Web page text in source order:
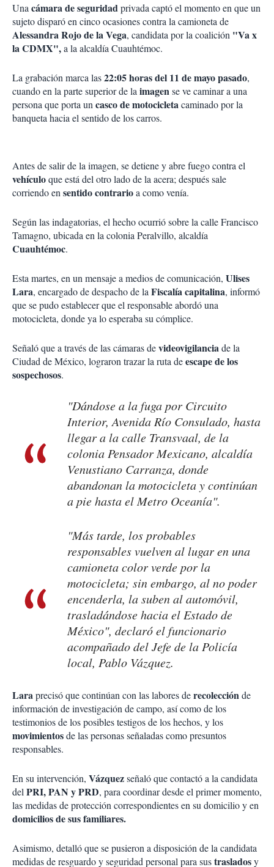
Unacámara de seguridadprivada captó el momento en que un
sujeto disparó en cinco ocasiones contra la camioneta de
Alessandra Rojo de la Vega, candidata por la coalición "Va x
la CDMX",a la alcaldía Cuauhtémoc.
La grabación marca las22:05 horas del 11 de mayo pasado,
cuando en la parte superior de laimagense ve caminar a una
persona que porta uncasco de motocicletacaminado por la
banqueta hacia el sentido de los carros.
Antes de salir de la imagen, se detiene y abre fuego contra el
vehículoque está del otro lado de la acera; después sale
corriendo ensentido contrarioa como venía.
Según las indagatorias, el hecho ocurrió sobre la calle Francisco
Tamagno, ubicada en la colonia Peralvillo, alcaldía
Cuauhtémoc.
Esta martes, en un mensaje a medios de comunicación, Ulises
Lara, encargado de despacho de laFiscalía capitalina, informó
que se pudo establecer que el responsable abordó una
motocicleta, donde ya lo esperaba su cómplice.
Señaló que a través de las cámaras devideovigilanciade la
Ciudad de México, lograron trazar la ruta deescape de los
sospechosos.
"Dándose a la fuga por Circuito
Interior, Avenida Río Consulado, hasta
llegar a la calle Transvaal, de la
colonia Pensador Mexicano, alcaldía
Venustiano Carranza, donde
abandonan la motocicleta y continúan
a pie hasta el Metro Oceanía".
"Más tarde, los probables
responsables vuelven al lugar en una
camioneta color verde por la
motocicleta; sin embargo, al no poder
encenderla, la suben al automóvil,
trasladándose hacia el Estado de
México", declaró el funcionario
acompañado del Jefe de la Policía
local, Pablo Vázquez.
Laraprecisó que continúan con las labores derecolecciónde
información de investigación de campo, así como de los
testimonios de los posibles testigos de los hechos, y los
movimientosde las personas señaladas como presuntos
responsables.
En su intervención, Vázquezseñaló que contactó a la candidata
delPRI, PAN y PRD, para coordinar desde el primer momento,
las medidas de protección correspondientes en su domicilio y en
domicilios de sus familiares.
Asimismo, detalló que se pusieron a disposición de la candidata
medidas de resguardo y seguridad personal para sustrasladosy